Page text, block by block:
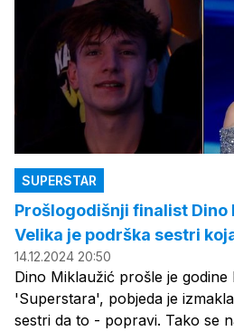
SUPERSTAR
Prošlogodišnji finalist Dino
Velika je podrška sestri
14.12.2024 20:50
Dino Miklaužić prošle je godine
'Superstara', pobjeda je
sestri da to - popravi. Tako se